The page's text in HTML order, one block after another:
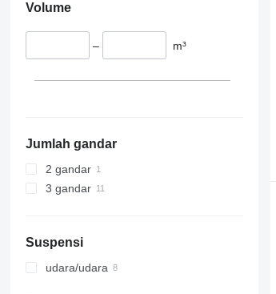
Volume
– m³
Jumlah gandar
2 gandar
3 gandar
Suspensi
udara/udara